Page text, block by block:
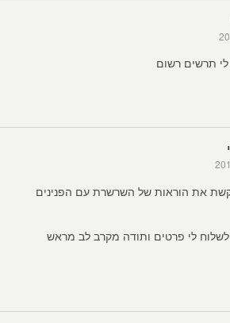
תרשים רשום
את הוראות של השרשרת עם הפנינים
לי פרטים ותודה מקרב לב מראש